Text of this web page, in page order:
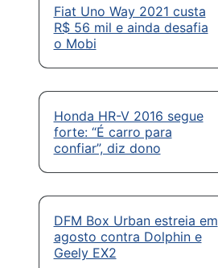
Fiat Uno Way 2021 custa
R$ 56 mil e ainda desafia
o Mobi
Honda HR-V 2016 segue
forte: “É carro para
confiar”, diz dono
DFM Box Urban estreia em
agosto contra Dolphin e
Geely EX2